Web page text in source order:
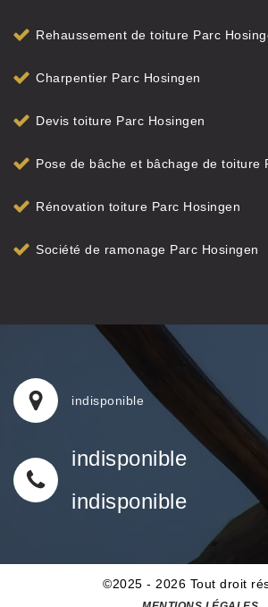
Rehaussement de toiture Parc
Charpentier Parc Hosingen
Devis toiture Parc Hosingen
Pose de bâche et bâchage de toiture
Rénovation toiture Parc Hosingen
Société de ramonage Parc Hosingen
indisponible
indisponible
indisponible
©2025 - 2026 Tout droit